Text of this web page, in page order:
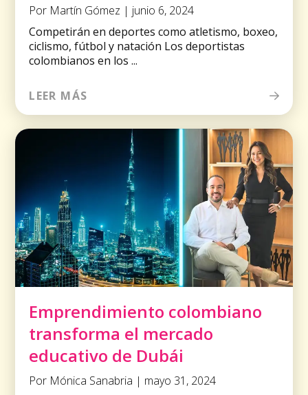
Por Martín Gómez | junio 6, 2024
Competirán en deportes como atletismo, boxeo,
ciclismo, fútbol y natación Los deportistas
colombianos en los ...
LEER MÁS
Emprendimiento colombiano
transforma el mercado
educativo de Dubái
Por Mónica Sanabria | mayo 31, 2024